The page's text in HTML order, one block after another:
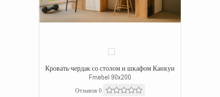
Кровать-чердак со столом и шкафом Канкун
Fmebel 90x200
Отзывов 0